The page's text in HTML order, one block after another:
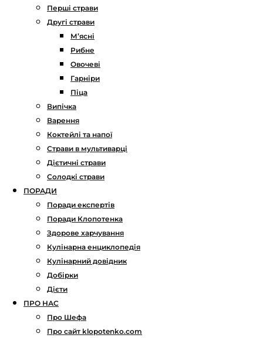
Перші страви
Другі страви
М’ясні
Рибне
Овочеві
Гарніри
Піца
Випічка
Варення
Коктейлі та напої
Страви в мультиварці
Дієтичні страви
Солодкі страви
ПОРАДИ
Поради експертів
Поради Клопотенка
Здорове харчування
Кулінарна енциклопедія
Кулінарний довідник
Добірки
Дієти
ПРО НАС
Про Шефа
Про сайт klopotenko.com